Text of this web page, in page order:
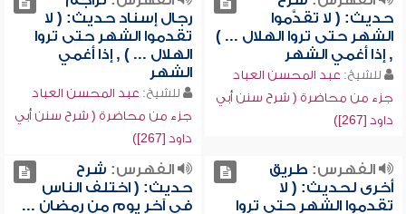
حديث: ( لا تقدَّموا
الشهر حتى تروا الهلال ... )
, إذا أغمي الشهر
للشيخ: عبد المحسن العباد
جزء من محاضرة ( شرح سنن أبي
داود [267])
رجال إسناد حديث: ( لا
تقدموا الشهر حتى تروا
الهلال ... ) , إذا أغمي
الشهر
للشيخ: عبد المحسن العباد
جزء من محاضرة ( شرح سنن أبي
داود [267])
الفهرس: طريق
أخرى لحديث: ( لا
تقدموا الشهر حتى تروا
الفهرس: شرح
حديث: ( اختلف الناس
في آخر يوم من رمضان ...